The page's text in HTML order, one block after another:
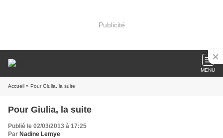
Publicité
MENU
Accueil » Pour Giulia, la suite
Pour Giulia, la suite
Publié le 02/03/2013 à 17:25
Par Nadine Lemye